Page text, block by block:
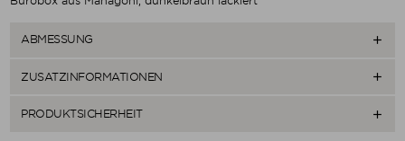
ABMESSUNG 
ZUSATZINFORMATIONEN 
PRODUKTSICHERHEIT 